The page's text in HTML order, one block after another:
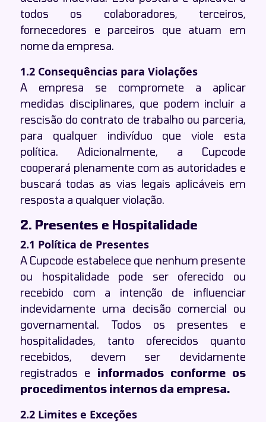
todos os colaboradores, terceiros,
fornecedores e parceiros que atuam em
nome da empresa.
1.2 Consequências para Violações
A empresa se compromete a aplicar
medidas disciplinares, que podem incluir a
rescisão do contrato de trabalho ou parceria,
para qualquer indivíduo que viole esta
política. Adicionalmente, a Cupcode
cooperará plenamente com as autoridades e
buscará todas as vias legais aplicáveis em
resposta a qualquer violação.
2. Presentes e Hospitalidade
2.1 Política de Presentes
A Cupcode estabelece que nenhum presente
ou hospitalidade pode ser oferecido ou
recebido com a intenção de influenciar
indevidamente uma decisão comercial ou
governamental. Todos os presentes e
hospitalidades, tanto oferecidos quanto
recebidos, devem ser devidamente
registrados e informados conforme os
procedimentos internos da empresa.
2.2 Limites e Exceções